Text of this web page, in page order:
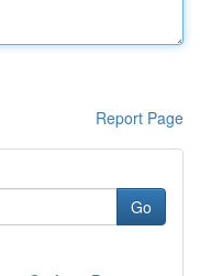
Report Page
Go